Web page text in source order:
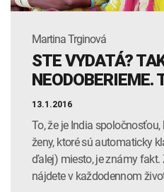
Martina Trginová
STE VYDATÁ?
NEODOBERIEME.
13.1.2016
To, že je India
ženy, ktoré sú automaticky
ďalej) miesto, je známy
nájdete v každodennom